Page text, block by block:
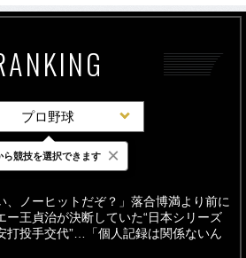
プロ野球
24時間 週間
、ノーヒットだぞ？」落合博満より前に
ー王貞治が決断していた“日本シリーズ
打投手交代”…「個人記録は関係ないん
ら競技を選択できます ×